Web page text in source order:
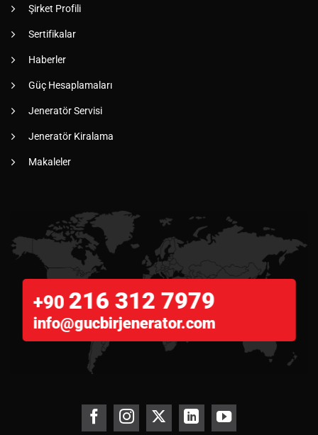
Şirket Profili
Sertifikalar
Haberler
Güç Hesaplamaları
Jeneratör Servisi
Jeneratör Kiralama
Makaleler
+90 216 312 7979
info@gucbirjenerator.com